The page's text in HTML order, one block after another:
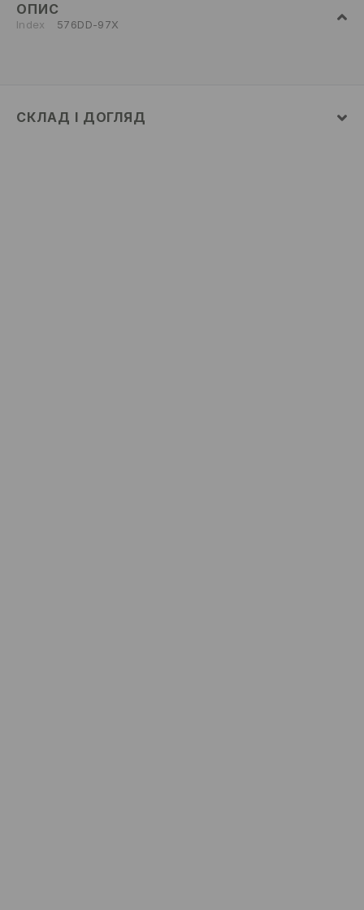
ОПИС
Index 576DD-97X
СКЛАД І ДОГЛЯД